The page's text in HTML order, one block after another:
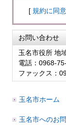
[ 規約に同
お問い合わせ
玉名市役所 地
電話：0968-
ファックス：
玉名市ホーム
玉名市へのお